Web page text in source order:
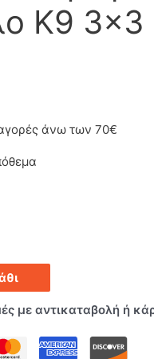
Κ9 3×3
άνω των 70€
με αντικαταβολή ή